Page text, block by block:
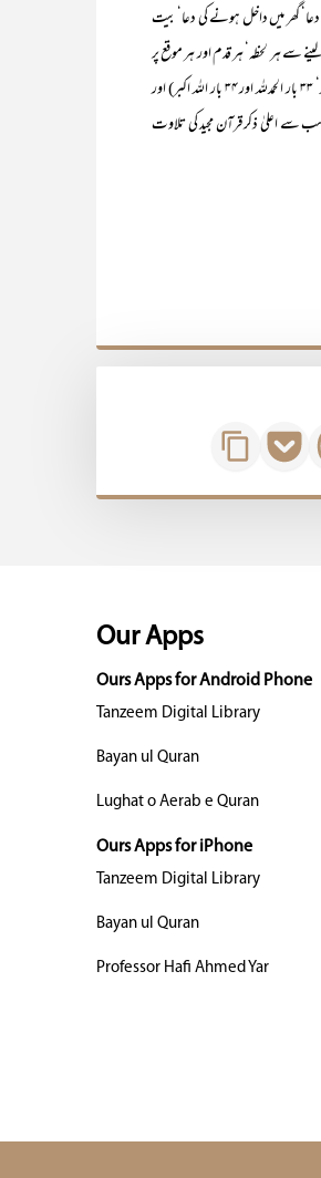
گھر میں داخل ہونے کی دعا‘ بیت
سے ہر لحظہ‘ ہر قدم اور ہر موقع پر
اللہ تعالیٰ کے ساتھ آپ کے ذہن اور دل کا رشتہ قائم رہتا ہے۔ فرض نمازوں کے بعد تسبیح فاطمہ (۳۳ بار سبحان اللہ‘ ۳۳ بار الحمدللہ اور ۳۴ بار اللہ اکبر) اور
سے اعلیٰ ذکر قرآن مجید کی تلاوت
Our Apps
Ours Apps for Android Phone
Tanzeem Digital Library
Bayan ul Quran
Lughat o Aerab e Quran
Ours Apps for iPhone
Tanzeem Digital Library
Bayan ul Quran
Professor Hafi Ahmed Yar